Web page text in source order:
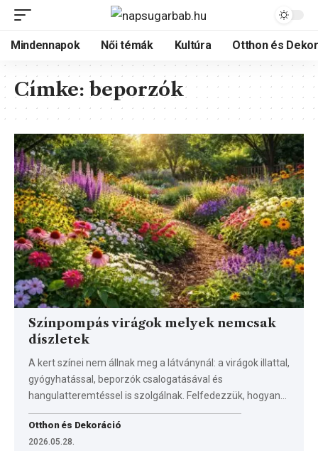
Mindennapok Női témák Kultúra Otthon és
Címke: beporzók
Színpompás virágok melyek nemcsak
díszletek
A kert színei nem állnak meg a látványnál: a virágok illattal,
gyógyhatással, beporzók csalogatásával és
hangulatteremtéssel is szolgálnak. Felfedezzük, hogyan…
Otthon és Dekoráció
2026.05.28.